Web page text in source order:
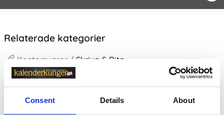
Consent Details About
Relaterade kategorier
Kontorsvaror / Skriva & Rita
Kontorsvaror / Skriva & Rita /
Pennor & Tillbehör
Kontorsvaror